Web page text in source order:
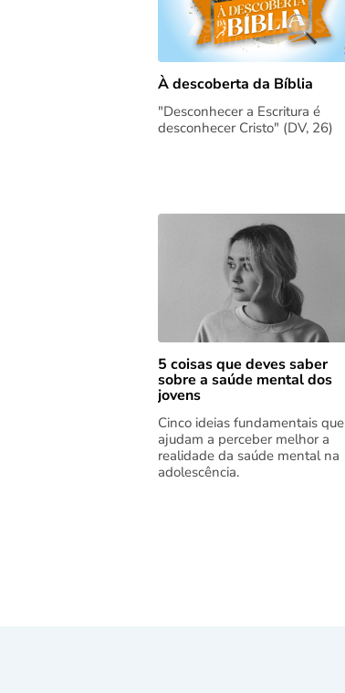
À descoberta da Bíblia
"Desconhecer a Escritura é
desconhecer Cristo" (DV, 26)
5 coisas que deves saber
sobre a saúde mental dos
jovens
Cinco ideias fundamentais que
ajudam a perceber melhor a
realidade da saúde mental na
adolescência.